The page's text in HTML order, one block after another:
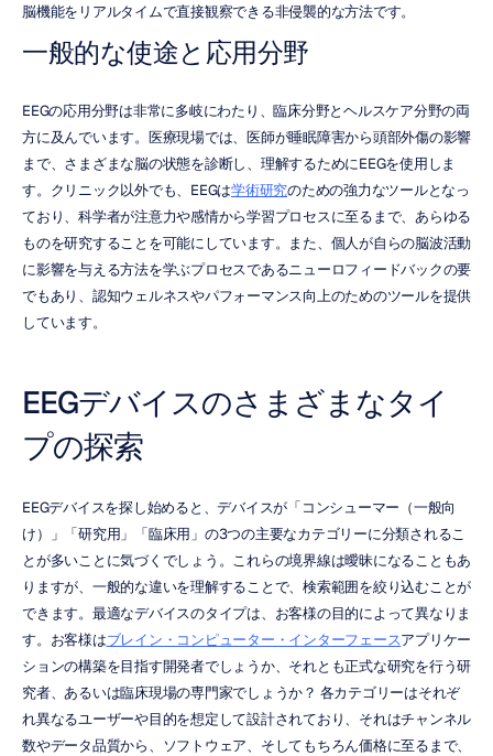
脳機能をリアルタイムで直接観察できる非侵襲的な方法です。
一般的な使途と応用分野
EEGの応用分野は非常に多岐にわたり、臨床分野とヘルスケア分野の両
方に及んでいます。医療現場では、医師が睡眠障害から頭部外傷の影響
まで、さまざまな脳の状態を診断し、理解するためにEEGを使用しま
す。クリニック以外でも、EEGは学術研究のための強力なツールとなっ
ており、科学者が注意力や感情から学習プロセスに至るまで、あらゆる
ものを研究することを可能にしています。また、個人が自らの脳波活動
に影響を与える方法を学ぶプロセスであるニューロフィードバックの要
でもあり、認知ウェルネスやパフォーマンス向上のためのツールを提供
しています。
EEGデバイスのさまざまなタイ
プの探索
EEGデバイスを探し始めると、デバイスが「コンシューマー（一般向
け）」「研究用」「臨床用」の3つの主要なカテゴリーに分類されるこ
とが多いことに気づくでしょう。これらの境界線は曖昧になることもあ
りますが、一般的な違いを理解することで、検索範囲を絞り込むことが
できます。最適なデバイスのタイプは、お客様の目的によって異なりま
す。お客様はブレイン・コンピューター・インターフェースアプリケー
ションの構築を目指す開発者でしょうか、それとも正式な研究を行う研
究者、あるいは臨床現場の専門家でしょうか？ 各カテゴリーはそれぞ
れ異なるユーザーや目的を想定して設計されており、それはチャンネル
数やデータ品質から、ソフトウェア、そしてもちろん価格に至るまで、